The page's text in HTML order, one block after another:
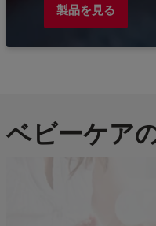
製品を見る
ベビーケア